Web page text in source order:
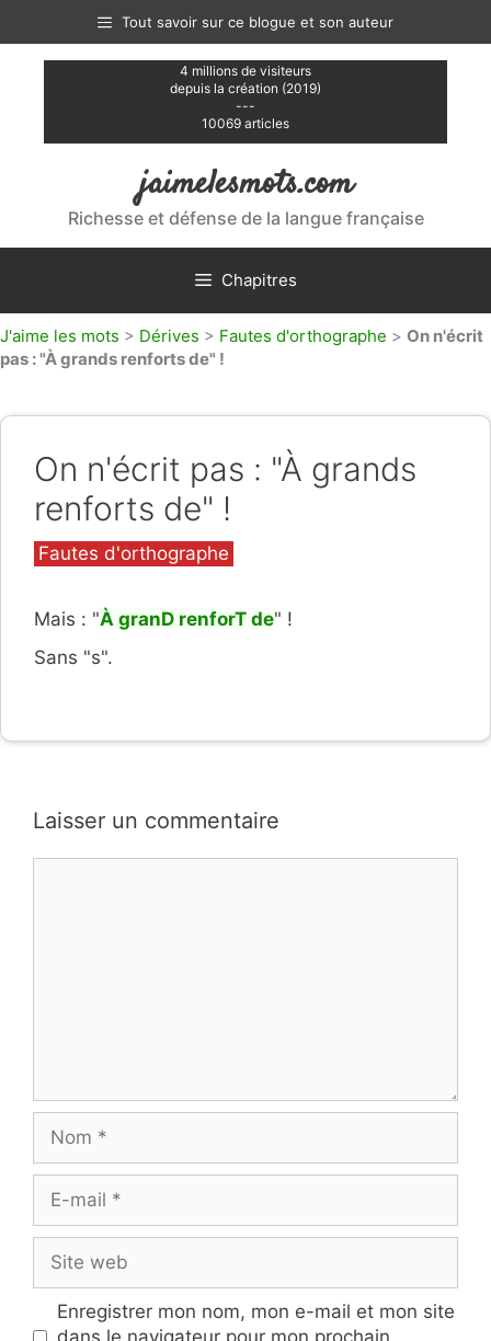
contenu
Tout savoir sur ce blogue et son auteur
4 millions de visiteurs
depuis la création (2019)
---
10069 articles
jaimelesmots.com
Richesse et défense de la langue française
Chapitres
J'aime les mots > Dérives > Fautes d'orthographe > On n'écrit
pas : "À grands renforts de" !
On n'écrit pas : "À grands
renforts de" !
Catégories
Fautes d'orthographe
Mais : "À granD renforT de" !
Sans "s".
Laisser un commentaire
mail
web
Enregistrer mon nom, mon e-mail et mon site
dans le navigateur pour mon prochain